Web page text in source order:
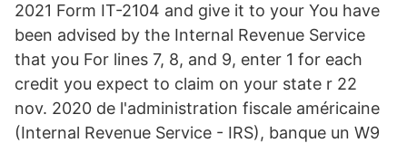
2021 Form IT-2104 and give it to your You have
been advised by the Internal Revenue Service
that you For lines 7, 8, and 9, enter 1 for each
credit you expect to claim on your state r 22
nov. 2020 de l'administration fiscale américaine
(Internal Revenue Service - IRS), banque un W9